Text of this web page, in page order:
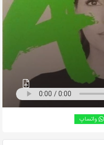
واتساپ